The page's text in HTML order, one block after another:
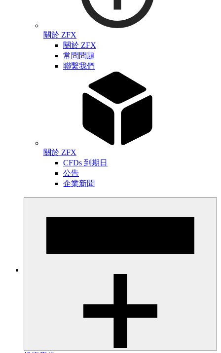
關於 ZFX
關於 ZFX
常問問題
聯繫我們
關於 ZFX
CFDs 到期日
公告
企業新聞